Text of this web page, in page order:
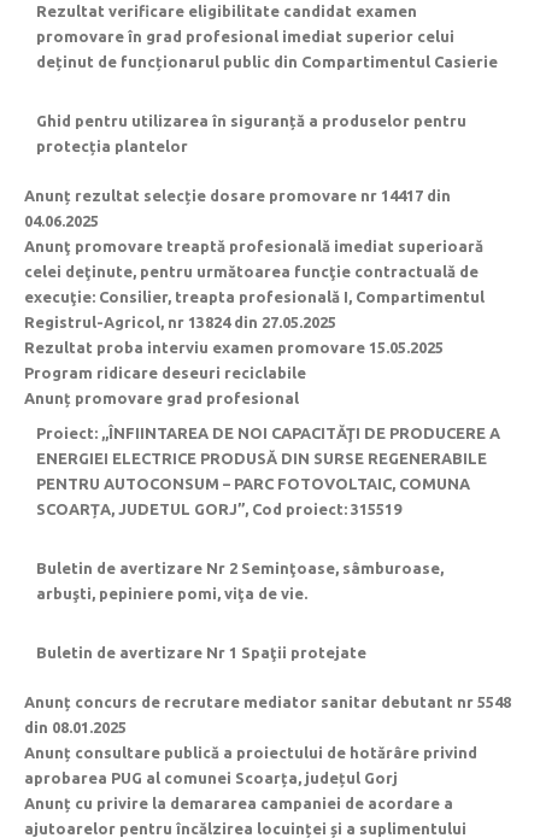
Rezultat verificare eligibilitate candidat examen
promovare în grad profesional imediat superior celui
deținut de funcționarul public din Compartimentul Casierie
Ghid pentru utilizarea în siguranță a produselor pentru
protecția plantelor
Anunț rezultat selecție dosare promovare nr 14417 din
04.06.2025
Anunţ promovare treaptă profesională imediat superioară
celei deţinute, pentru următoarea funcţie contractuală de
execuţie: Consilier, treapta profesională I, Compartimentul
Registrul-Agricol, nr 13824 din 27.05.2025
Rezultat proba interviu examen promovare 15.05.2025
Program ridicare deseuri reciclabile
Anunț promovare grad profesional
Proiect: ,,ÎNFIINTAREA DE NOI CAPACITĂŢI DE PRODUCERE A
ENERGIEI ELECTRICE PRODUSĂ DIN SURSE REGENERABILE
PENTRU AUTOCONSUM – PARC FOTOVOLTAIC, COMUNA
SCOARȚA, JUDETUL GORJ”, Cod proiect: 315519
Buletin de avertizare Nr 2 Seminţoase, sâmburoase,
arbuşti, pepiniere pomi, viţa de vie.
Buletin de avertizare Nr 1 Spaţii protejate
Anunț concurs de recrutare mediator sanitar debutant nr 5548
din 08.01.2025
Anunț consultare publică a proiectului de hotărâre privind
aprobarea PUG al comunei Scoarța, județul Gorj
Anunț cu privire la demararea campaniei de acordare a
ajutoarelor pentru încălzirea locuinței și a suplimentului